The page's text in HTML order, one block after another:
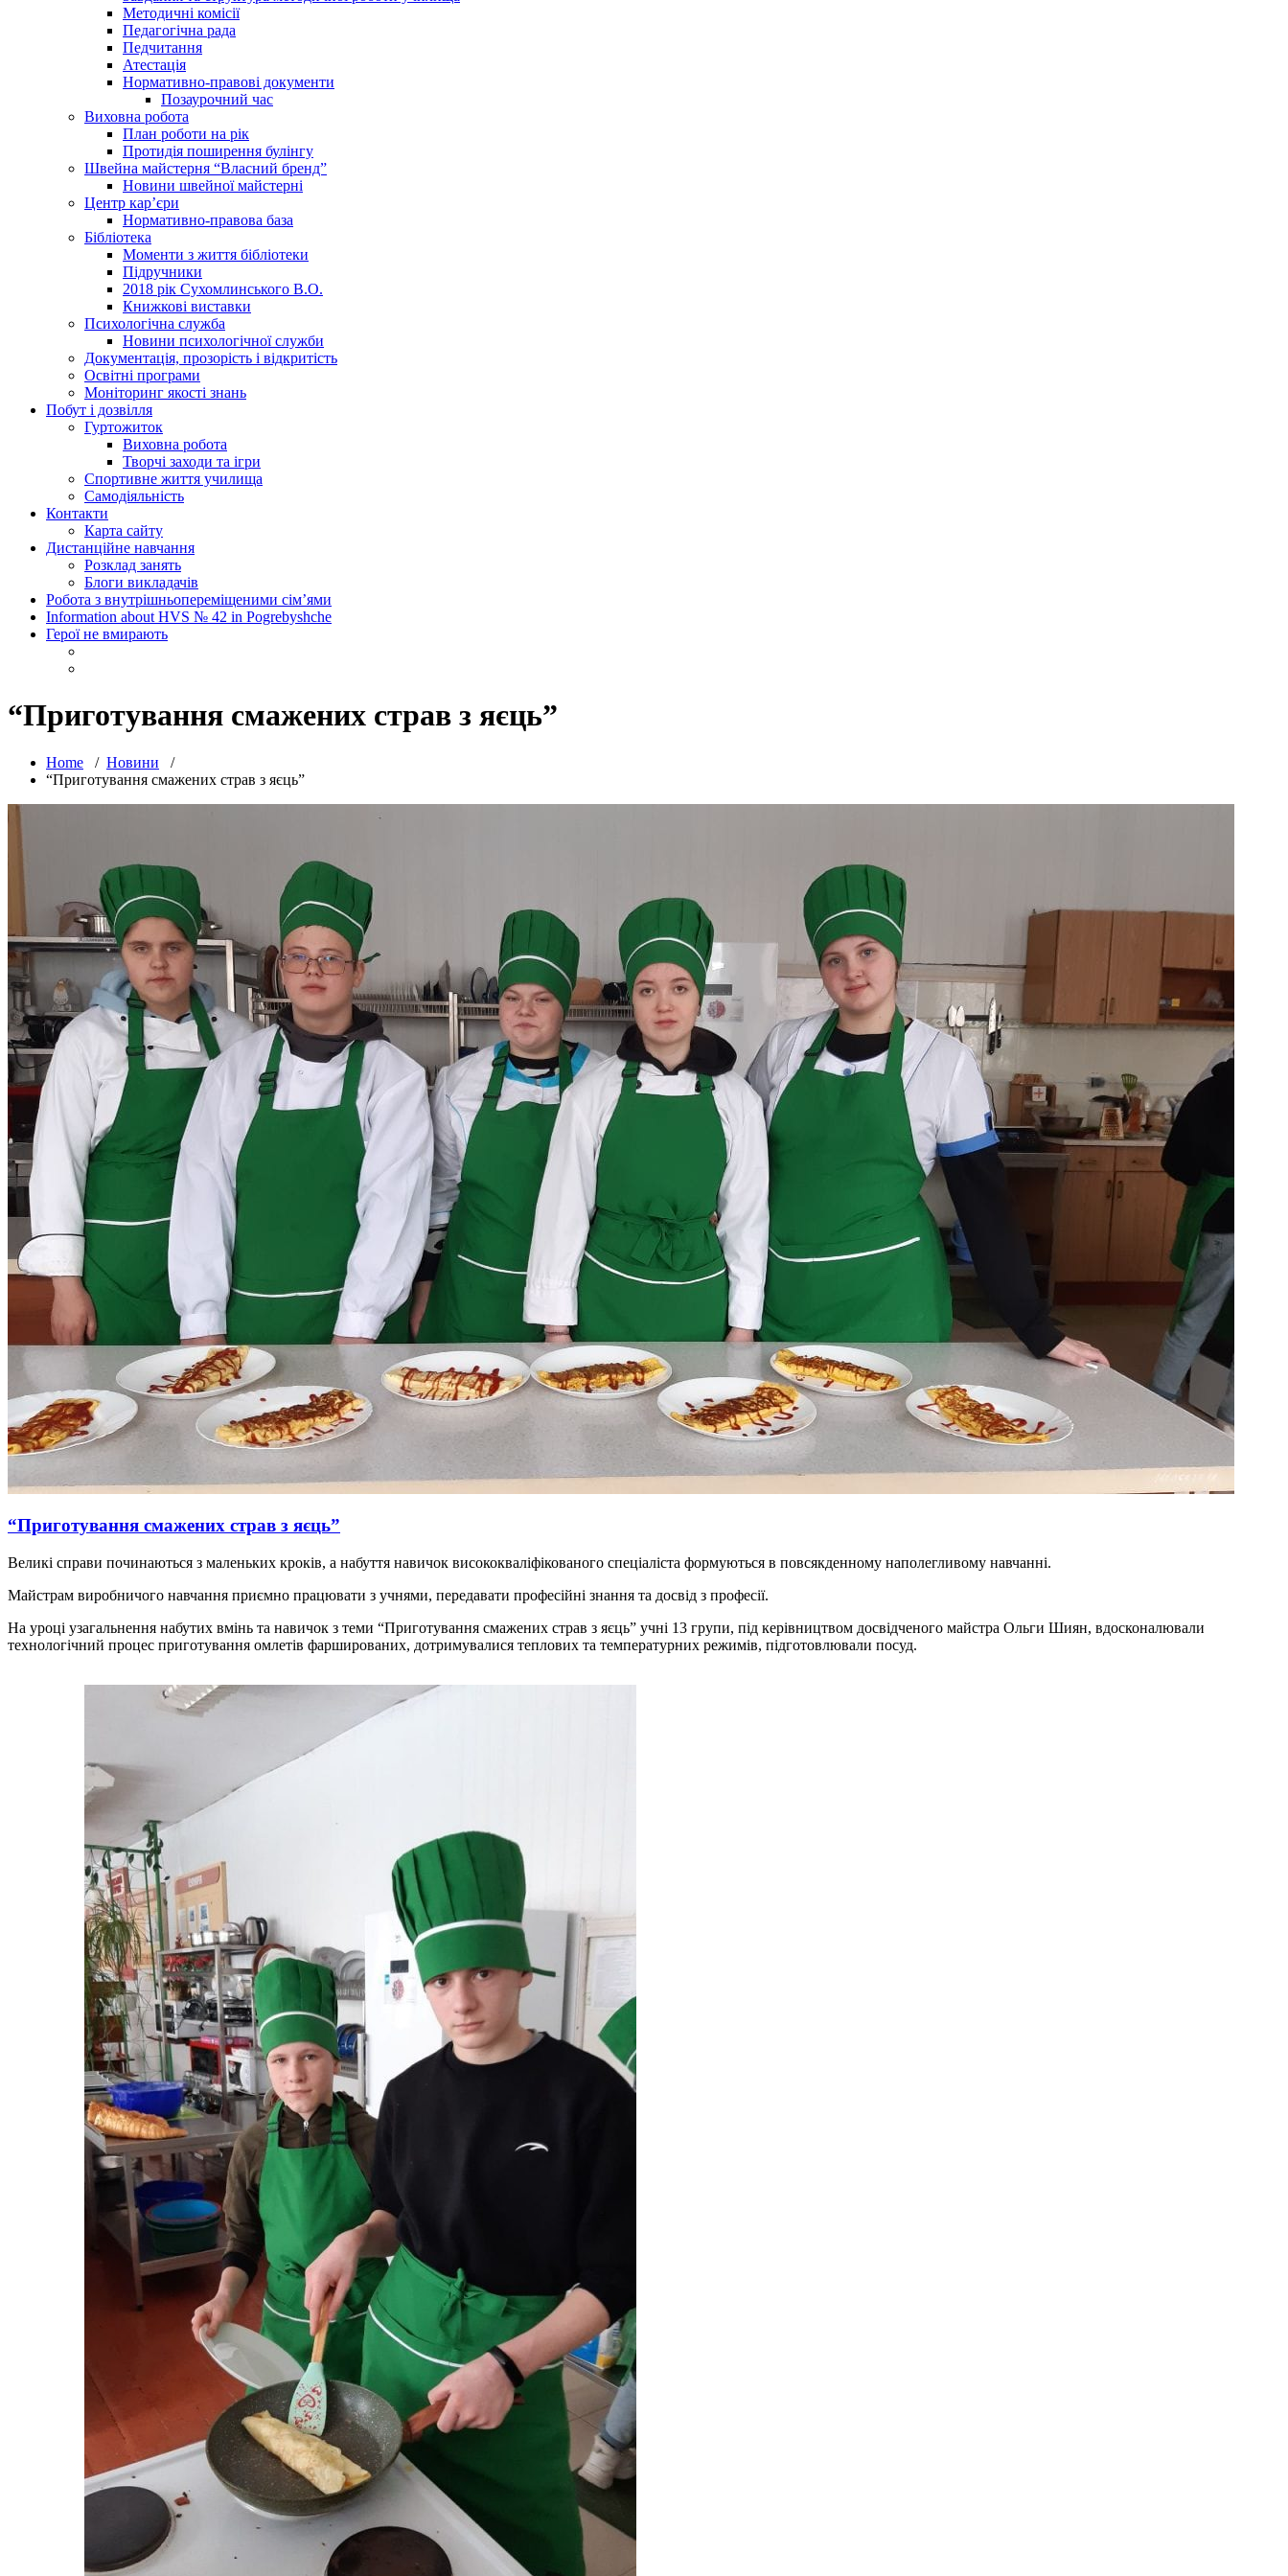
Методичні комісії
Педагогічна рада
Педчитання
Атестація
Нормативно-правові документи
Позаурочний час
Виховна робота
План роботи на рік
Протидія поширення булінгу
Швейна майстерня “Власний бренд”
Новини швейної майстерні
Центр кар’єри
Нормативно-правова база
Бібліотека
Моменти з життя бібліотеки
Підручники
2018 рік Сухомлинського В.О.
Книжкові виставки
Психологічна служба
Новини психологічної служби
Документація, прозорість і відкритість
Освітні програми
Моніторинг якості знань
Побут і дозвілля
Гуртожиток
Виховна робота
Творчі заходи та ігри
Спортивне життя училища
Самодіяльність
Контакти
Карта сайту
Дистанційне навчання
Розклад занять
Блоги викладачів
Робота з внутрішньопереміщеними сім’ями
Information about HVS № 42 in Pogrebyshche
Герої не вмирають
“Приготування смажених страв з яєць”
Home / Новини /
“Приготування смажених страв з яєць”
“Приготування смажених страв з яєць”
Великі справи починаються з маленьких кроків, а набуття навичок висококваліфікованого спеціаліста формуються в повсякденному наполегливому навчанні.
Майстрам виробничого навчання приємно працювати з учнями, передавати професійні знання та досвід з професії.
На уроці узагальнення набутих вмінь та навичок з теми “Приготування смажених страв з яєць” учні 13 групи, під керівництвом досвідченого майстра Ольги Шиян, вдосконалювали
технологічний процес приготування омлетів фаршированих, дотримувалися теплових та температурних режимів, підготовлювали посуд.